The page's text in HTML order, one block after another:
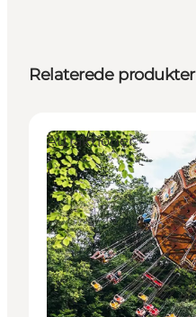
Relaterede produkter
Attraktioner